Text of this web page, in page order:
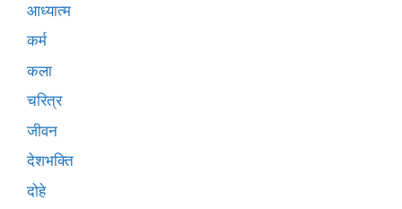
आध्यात्म
कर्म
कला
चरित्र
जीवन
देशभक्ति
दोहे